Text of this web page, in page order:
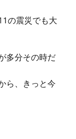
の震災でも大
多分その時だ
ら、きっと今